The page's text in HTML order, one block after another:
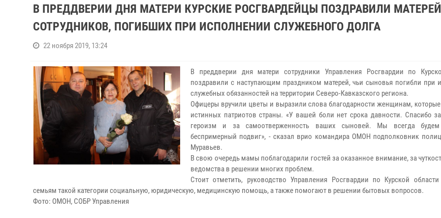
В ПРЕДДВЕРИИ ДНЯ МАТЕРИ КУРСКИЕ РОСГВАРДЕЙЦЫ ПОЗДРАВИЛИ МАТЕРЕЙ
СОТРУДНИКОВ, ПОГИБШИХ ПРИ ИСПОЛНЕНИИ СЛУЖЕБНОГО ДОЛГА
22 ноября 2019, 13:24
В преддверии дня матери сотрудники Управления Росгвардии по
поздравили с наступающим праздником матерей, чьи сыновья погибли при
служебных обязанностей на территории Северо-Кавказского региона.
Офицеры вручили цветы и выразили слова благодарности женщинам,
истинных патриотов страны. «У вашей боли нет срока давности. Спасибо
героизм и за самоотверженность ваших сыновей. Мы всегда
беспримерный подвиг», - сказал врио командира ОМОН подполковник
Муравьев.
В свою очередь мамы поблагодарили гостей за оказанное внимание, за
ведомства в решении многих проблем.
Стоит отметить, руководство Управления Росгвардии по Курской
семьям такой категории социальную, юридическую, медицинскую помощь, а также помогают в решении бытовых вопросов.
Фото: ОМОН, СОБР Управления